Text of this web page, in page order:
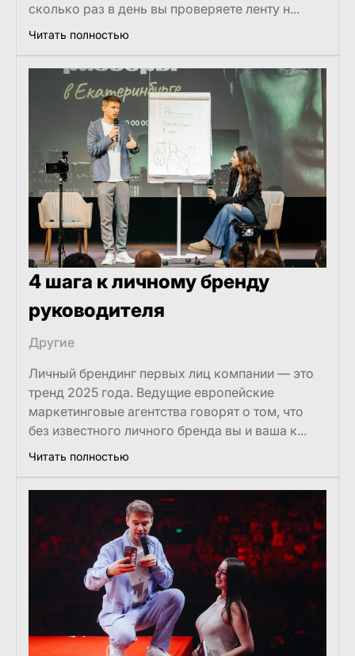
сколько раз в день вы проверяете ленту н...
Читать полностью
4 шага к личному бренду
руководителя
Другие
Личный брендинг первых лиц компании — это
тренд 2025 года. Ведущие европейские
маркетинговые агентства говорят о том, что
без известного личного бренда вы и ваша к...
Читать полностью